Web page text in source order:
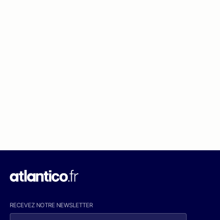
RECEVEZ NOTRE NEWSLETTER